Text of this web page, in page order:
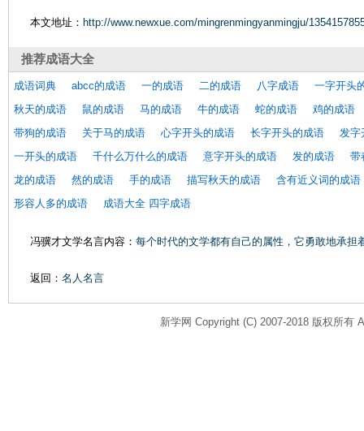
本文地址： http://www.newxue.com/mingrenmingyanmingju/
推荐成语大全
成语词典 abcc的成语 一的成语 二的成语 八字成语
一字开头
秋天的成语
鼠的成语 马的成语 牛的成语 蛇的成语
鸡的成语
带狗的成语
关于马的成语 心字开头的成语 长字开头的成语
发字
一开头的成语
千什么万什么的成语 意字开头的成语 发的成语
带
龙的成语
然的成语 手的成语 描写秋天的成语
含有近义词的成语
形容人多的成语
成语大全 四字成语
冯骥才文学名言内容： 每个时代的文学都有自己的属性，它勇敢地承
返回： 名人名言
新学网 Copyright (C) 2007-2018 版权所有